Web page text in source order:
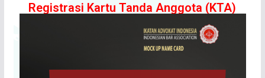
Registrasi Kartu Tanda Anggota (KTA)